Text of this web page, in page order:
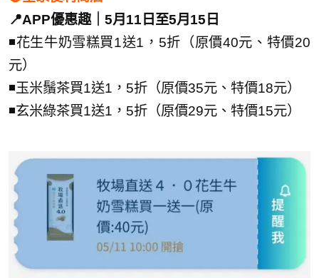
📍APP優惠趣｜5月11日至5月15日
◾花生牛奶雪糕買1送1，5折（原價40元、特價20
元）
◾玉米鬚茶買1送1，5折（原價35元、特價18元）
◾玄米綠茶買1送1，5折（原價29元、特價15元）